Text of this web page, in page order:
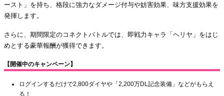
ースト」を持ち、格段に強力なダメージ付与や妨害効果、味方支援効果を
発揮します。
さらに、期間限定のコネクトバトルでは、即戦力キャラ「ヘリヤ」をはじ
めとする豪華報酬が獲得できます。
【開催中のキャンペーン】
ログインするだけで2,800ダイヤや「2,200万DL記念装備」などがもらえ
る！